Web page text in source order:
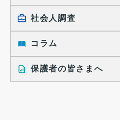
大学生の実態調査
働きたい組織の特徴
大学生の地域間移動レポート
就職活動に関するレポート
採用活動に関するレポート
社会人調査
就職活動と入社後の就業
就業レディネス研究
コラム
インタビュー記事
保護者の皆さまへ